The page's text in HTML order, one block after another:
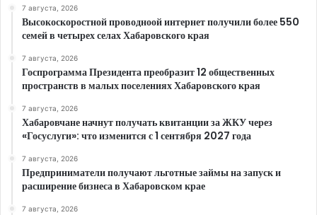
7 августа, 2026
Высокоскоростной проводноой интернет получили более 550
семей в четырех селах Хабаровского края
7 августа, 2026
Госпрограмма Президента преобразит 12 общественных
пространств в малых поселениях Хабаровского края
7 августа, 2026
Хабаровчане начнут получать квитанции за ЖКУ через
«Госуслуги»: что изменится с 1 сентября 2027 года
7 августа, 2026
Предприниматели получают льготные займы на запуск и
расширение бизнеса в Хабаровском крае
7 августа, 2026